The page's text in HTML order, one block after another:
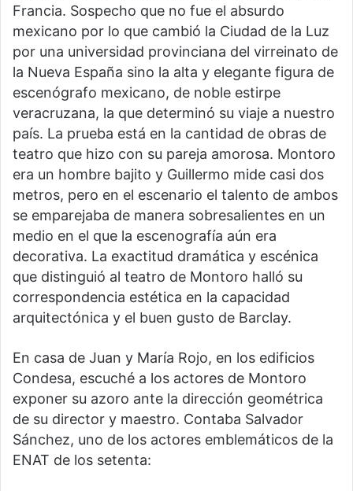
Francia. Sospecho que no fue el absurdo
mexicano por lo que cambió la Ciudad de la Luz
por una universidad provinciana del virreinato de
la Nueva España sino la alta y elegante figura de
escenógrafo mexicano, de noble estirpe
veracruzana, la que determinó su viaje a nuestro
país. La prueba está en la cantidad de obras de
teatro que hizo con su pareja amorosa. Montoro
era un hombre bajito y Guillermo mide casi dos
metros, pero en el escenario el talento de ambos
se emparejaba de manera sobresalientes en un
medio en el que la escenografía aún era
decorativa. La exactitud dramática y escénica
que distinguió al teatro de Montoro halló su
correspondencia estética en la capacidad
arquitectónica y el buen gusto de Barclay.
En casa de Juan y María Rojo, en los edificios
Condesa, escuché a los actores de Montoro
exponer su azoro ante la dirección geométrica
de su director y maestro. Contaba Salvador
Sánchez, uno de los actores emblemáticos de la
ENAT de los setenta: